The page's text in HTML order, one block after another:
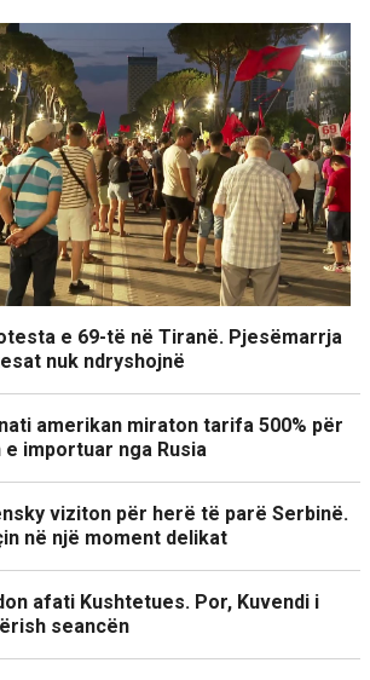
e 69-të në Tiranë. Pjesëmarrja
nuk ndryshojnë
amerikan miraton tarifa 500% për
importuar nga Rusia
viziton për herë të parë Serbinë.
në një moment delikat
afati Kushtetues. Por, Kuvendi i
seancën